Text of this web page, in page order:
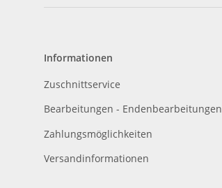
Informationen
Zuschnittservice
Bearbeitungen - Endenbearbeitungen
Zahlungsmöglichkeiten
Versandinformationen